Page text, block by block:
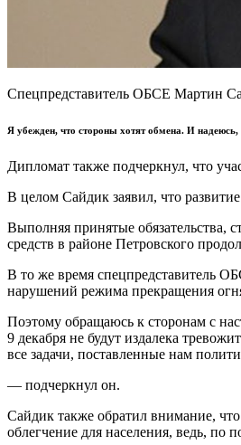
Спецпредставитель ОБСЕ Мартин
Я убежден, что стороны хотят обмена. И
Дипломат также подчеркнул, что
В целом Сайдик заявил, что
Выполняя принятые обязательства,
средств в районе Петровского
В то же время спецпредставитель
нарушений режима прекращения
Поэтому обращаюсь к сторонам с
9 декабря не будут издалека
все задачи, поставленные нам
— подчеркнул он.
Сайдик также обратил внимание,
облегчение для населения, ведь, по